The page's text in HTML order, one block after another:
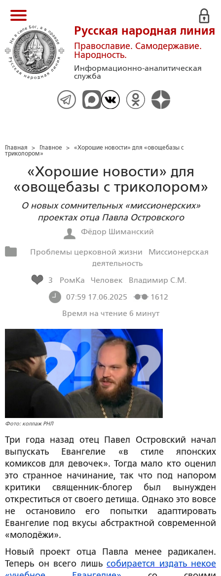
Русская народная линия
Православие. Самодержавие.
Народность.
Информационно-аналитическая
служба
Главная > Главное > «Хорошие новости» для «овощебазы с
триколором»
«Хорошие новости» для
«овощебазы с триколором»
О новых сомнительных «миссионерских»
проектах отца Павла Островского
Фёдор Шиманский
Проблемы церковной жизни
Миссионерская
деятельность
3
РомКа Человек
Владимир С.М.
07:59 17.06.2025
1612
Время на чтение 6 минут
Фото: коллаж РНЛ
Три года назад отец Павел Островский начал
выпускать Евангелие «в стиле японских
комиксов для девочек». Тогда мало кто оценил
это странное начинание, так что под напором
критики священник-блогер был вынужден
откреститься от своего детища. Однако это вовсе
не остановило его попытки адаптировать
Евангелие под вкусы абстрактной современной
«молодёжи».
Новый проект отца Павла менее радикален.
Теперь он всего лишь собирается издать некое